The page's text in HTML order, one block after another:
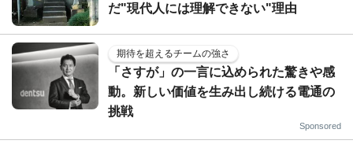
だ"現代人には理解できない"理由
期待を超えるチームの強さ
「さすが」の一言に込められた驚きや感
動。新しい価値を生み出し続ける電通の
挑戦
Sponsored